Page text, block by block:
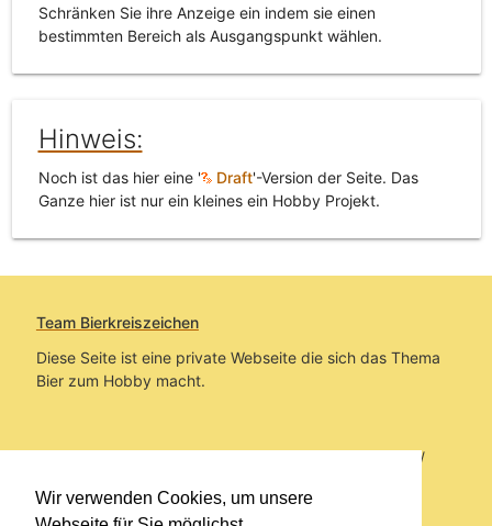
Wir verwenden Cookies, um unsere
Schränken Sie ihre Anzeige ein indem sie einen
bestimmten Bereich als Ausgangspunkt wählen.
Hinweis:
Noch ist das hier eine ' Draft'-Version der Seite. Das
Ganze hier ist nur ein kleines ein Hobby Projekt.
Team Bierkreiszeichen
Diese Seite ist eine private Webseite die sich das Thema
Bier zum Hobby macht.
Sie befinden sich auf https://www.bierkreiszeichen.at/
im Pfad:Übers Bier/Brauereien/Fundstücke und
Informationen zur Gasthausbrauerei Ceel